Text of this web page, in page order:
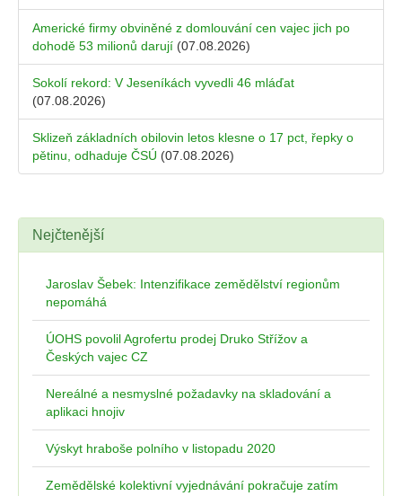
Americké firmy obviněné z domlouvání cen vajec jich po
dohodě 53 milionů darují (07.08.2026)
Sokolí rekord: V Jeseníkách vyvedli 46 mláďat
(07.08.2026)
Sklizeň základních obilovin letos klesne o 17 pct, řepky o
pětinu, odhaduje ČSÚ (07.08.2026)
Nejčtenější
Jaroslav Šebek: Intenzifikace zemědělství regionům
nepomáhá
ÚOHS povolil Agrofertu prodej Druko Střížov a
Českých vajec CZ
Nereálné a nesmyslné požadavky na skladování a
aplikaci hnojiv
Výskyt hraboše polního v listopadu 2020
Zemědělské kolektivní vyjednávání pokračuje zatím